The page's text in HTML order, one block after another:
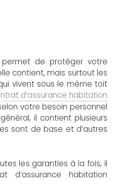
de protéger votre
contient, mais surtout les
vivent sous le même toit
d’assurance habitation
votre besoin personnel
il contient plusieurs
sont de base et d’autres
les garanties à la fois, il
d’assurance habitation